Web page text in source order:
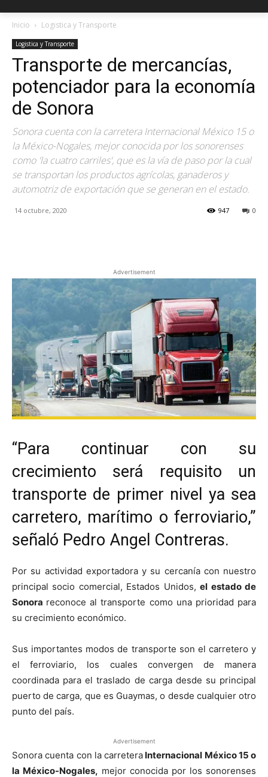
Inicio Logistica y Transporte
Logistica y Transporte
Transporte de mercancías,
potenciador para la economía
de Sonora
Sonora cuenta con la carretera Internacional México 15 o
la México-Nogales, mejor conocida por los sonorenses
como 'la cuatro carriles', que es la vía de paso por la cual
se transportan los productos agrícolas, ganaderos y
automotriz de exportación que se generan en el estado.
14 octubre, 2020 0
947
Advertisement
“Para continuar con su
crecimiento será requisito un
transporte de primer nivel ya sea
carretero, marítimo o ferroviario,”
señaló Pedro Angel Contreras.
Por su actividad exportadora y su cercanía con nuestro
principal socio comercial, Estados Unidos,el estado de
Sonora reconoce al transporte como una prioridad para
su crecimiento económico.
Sus importantes modos de transporte son el carretero y
el ferroviario, los cuales convergen de manera
coordinada para el traslado de carga desde su principal
puerto de carga, que es Guaymas, o desde cualquier otro
punto del país.
Advertisement
Sonora cuenta con la carretera Internacional México 15 o
la México-Nogales, mejor conocida por los sonorenses